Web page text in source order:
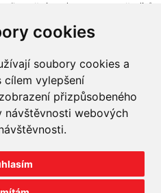
cookies
soubory cookies a
cílem vylepšení
přizpůsobeného
návštěvnosti webových
finanční podpory z prostředků
Country for the Future
nám